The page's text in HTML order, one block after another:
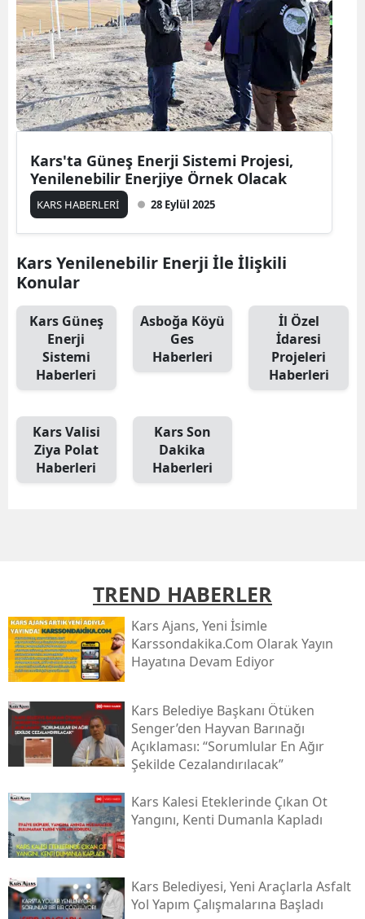
Bursa
Çanakkale
Çankırı
Çorum
Diyarbakır
Erzincan
Erzurum
Eskişehir
Gaziantep
İstanbul
İzmir
Kastamonu
Kayseri
Kırşehir
Kütahya
Kars'ta Güneş Enerji Sistemi Projesi,
Yenilenebilir Enerjiye Örnek Olacak
KARS HABERLERİ 28 Eylül 2025
Kars Yenilenebilir Enerji İle İlişkili
Konular
Kars Güneş
Enerji
Sistemi
Haberleri
Asboğa Köyü
Ges
Haberleri
İl Özel
İdaresi
Projeleri
Haberleri
Kars Valisi
Ziya Polat
Haberleri
Kars Son
Dakika
Haberleri
TREND HABERLER
Kars Ajans, Yeni İsimle
Karssondakika.com Olarak Yayın
Hayatına Devam Ediyor
Kars Belediye Başkanı Ötüken
Senger’den Hayvan Barınağı
Açıklaması: “sorumlular En Ağır
Şekilde Cezalandırılacak”
Kars Kalesi Eteklerinde Çıkan Ot
Yangını, Kenti Dumanla Kapladı
Kars Belediyesi, Yeni Araçlarla Asfalt
Yol Yapım Çalışmalarına Başladı